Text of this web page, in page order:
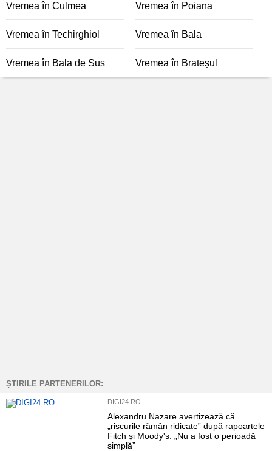
Vremea în Culmea Vremea în Poiana
Vremea în Techirghiol Vremea în Bala
Vremea în Bala de Sus Vremea în Brateșul
ȘTIRILE PARTENERILOR:
DIGI24.RO
Alexandru Nazare avertizează că
„riscurile rămân ridicate” după rapoartele
Fitch și Moody's: „Nu a fost o perioadă
simplă”